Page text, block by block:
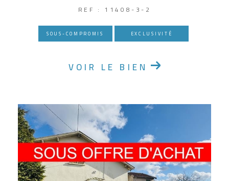
REF : 11408-3-2
SOUS-COMPROMIS EXCLUSIVITÉ
VOIR LE BIEN